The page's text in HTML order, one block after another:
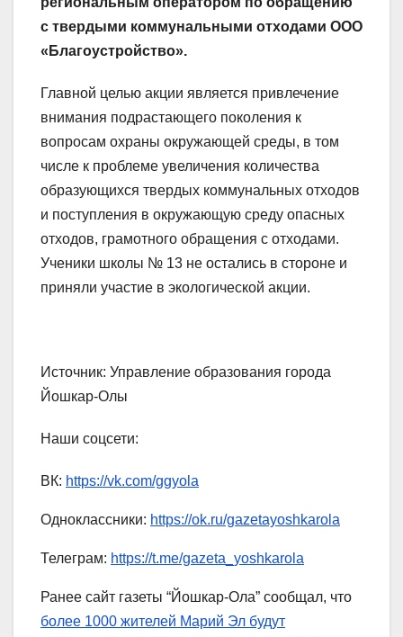
с твердыми коммунальными отходами ООО
«Благоустройство».
Главной целью акции является привлечение
внимания подрастающего поколения к
вопросам охраны окружающей среды, в том
числе к проблеме увеличения количества
образующихся твердых коммунальных отходов
и поступления в окружающую среду опасных
отходов, грамотного обращения с отходами.
Ученики школы № 13 не остались в стороне и
приняли участие в экологической акции.
Источник: Управление образования города
Йошкар-Олы
Наши соцсети:
ВК: https://vk.com/ggyola
Одноклассники: https://ok.ru/gazetayoshkarola
Телеграм: https://t.me/gazeta_yoshkarola
Ранее сайт газеты “Йошкар-Ола” сообщал, что
более 1000 жителей Марий Эл будут